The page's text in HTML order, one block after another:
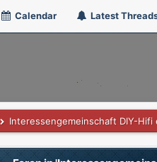
Calendar Latest
Interessengemeinschaft DIY-Hifi